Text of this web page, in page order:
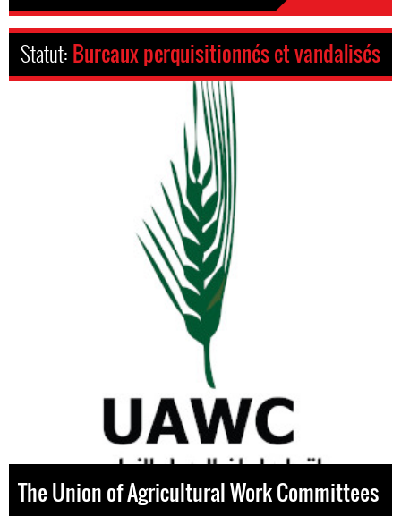
Statut: Bureaux perquisitionnés et vandalisés
The Union of Agricultural Work Committees